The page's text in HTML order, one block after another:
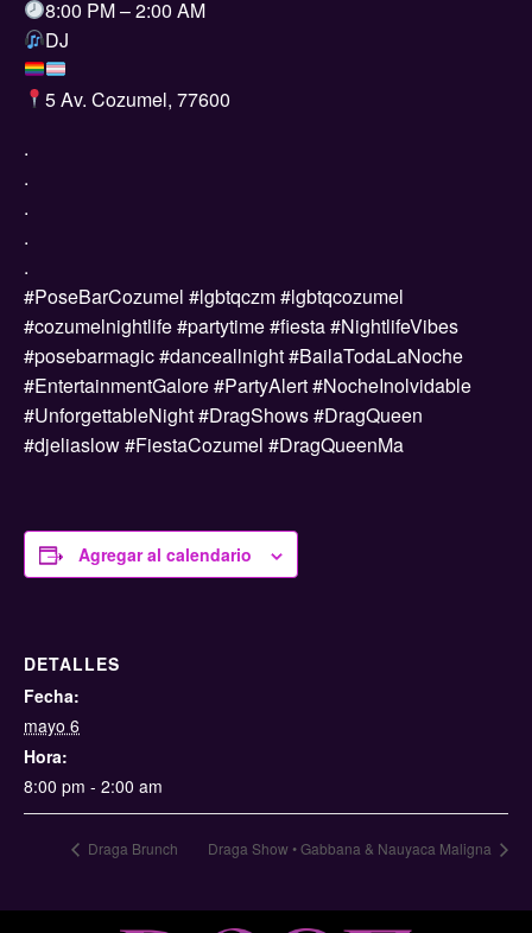
8:00 PM – 2:00 AM
DJ
5 Av. Cozumel, 77600
.
.
.
.
.
#PoseBarCozumel #lgbtqczm #lgbtqcozumel
#cozumelnightlife #partytime #fiesta #NightlifeVibes
#posebarmagic #danceallnight #BailaTodaLaNoche
#EntertainmentGalore #PartyAlert #NocheInolvidable
#UnforgettableNight #DragShows #DragQueen
#djeliaslow #FiestaCozumel #DragQueenMa
Agregar al calendario
DETALLES
Fecha:
mayo 6
Hora:
8:00 pm - 2:00 am
Draga Brunch Draga Show • Gabbana & Nauyaca Maligna